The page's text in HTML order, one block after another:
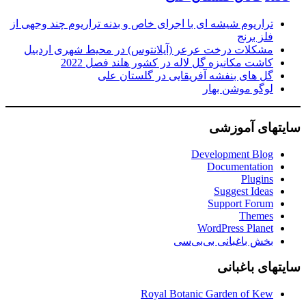
تراریوم شیشه ای با اجرای خاص و بدنه تراریوم چند وجهی از
فلز برنج
مشکلات درخت عرعر (آیلانتوس) در محیط شهری اردبیل
کاشت مکانیزه گل لاله در کشور هلند فصل 2022
گل های بنفشه آفریقایی در گلستان علی
لوگو موشن بهار
سایتهای آموزشی
Development Blog
Documentation
Plugins
Suggest Ideas
Support Forum
Themes
WordPress Planet
بخش باغبانی بی‌بی‌سی
سایتهای باغبانی
Royal Botanic Garden of Kew